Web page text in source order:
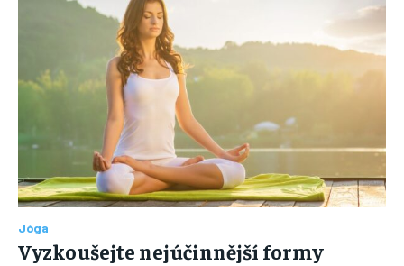
Jóga
Vyzkoušejte nejúčinnější formy